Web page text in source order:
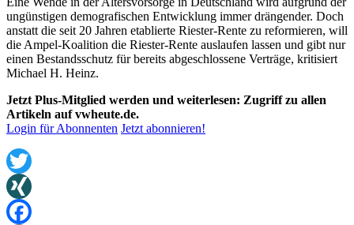
ungünstigen demografischen Entwicklung immer drängender. Doch
anstatt die seit 20 Jahren etablierte Riester-Rente zu reformieren, will
die Ampel-Koalition die Riester-Rente auslaufen lassen und gibt nur
einen Bestandsschutz für bereits abgeschlossene Verträge, kritisiert
Michael H. Heinz.
Jetzt Plus-Mitglied werden und weiterlesen: Zugriff zu allen
Artikeln auf vwheute.de.
Login für Abonnenten Jetzt abonnieren!
Twitter
XING